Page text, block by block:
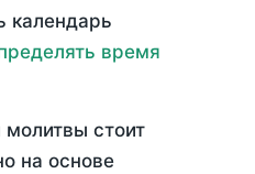
календарь
время
стоит
на основе